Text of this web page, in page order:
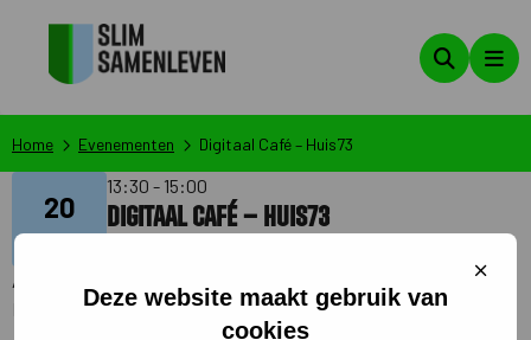
Deze website maakt gebruik van
cookies
Sluit
Zoeken
Home Evenementen Digitaal Café – Huis73
20
13:30 - 15:00
Digitaal Café – Huis73
Aangemaakt op: 28-01-2025
Laatste wijziging op: 27-02-2025 10:46:42